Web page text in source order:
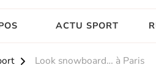
ACTU SPORT
Look snowboard… à Paris